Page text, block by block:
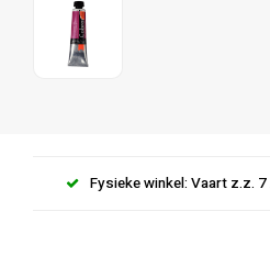
Fysieke winkel: Vaart z.z.